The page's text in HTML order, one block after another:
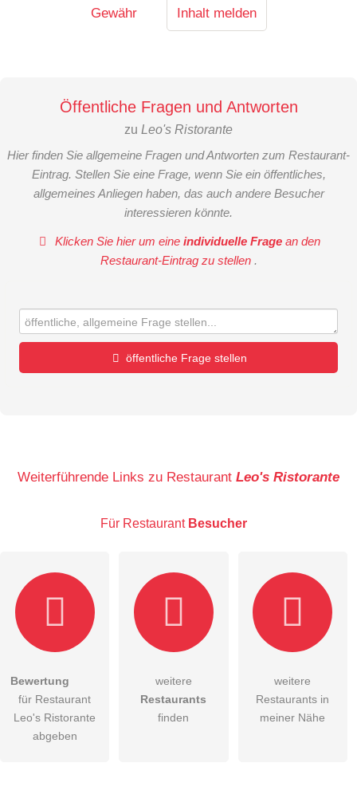
Gewähr Inhalt melden
Öffentliche Fragen und Antworten
zu Leo's Ristorante
Hier finden Sie allgemeine Fragen und Antworten zum Restaurant-
Eintrag. Stellen Sie eine Frage, wenn Sie ein öffentliches,
allgemeines Anliegen haben, das auch andere Besucher
interessieren könnte.
Klicken Sie hier um eineindividuelle Frage an den
Restaurant-Eintrag zu stellen .
öffentliche Frage stellen
E-Mail-Adresse (wird nicht veröffentlicht)
Hiermit akzeptiere ich dieAGB
Die Datenschutzerklärung habe ich zur Kenntnis genommen.
Weiterführende Links zu Restaurant Leo's Ristorante
Für Restaurant Besucher
Bewertung
für Restaurant
Leo's Ristorante
abgeben
weitere
Restaurants
finden
weitere
Restaurants in
meiner Nähe